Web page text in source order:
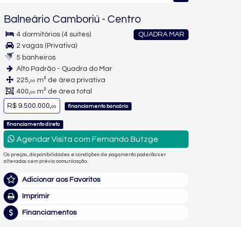
Balneário Camboriú - Centro
QUADRA MAR
4 dormitórios (4 suítes)
2 vagas (Privativa)
5 banheiros
Alto Padrão - Quadra do Mar
225,00 m² de área privativa
400,00 m² de área total
R$ 9.500.000,00 financiamento bancário
financiamento direto
Agendar Visita com Fernando Butzge
Os preços, disponibilidades e condições de pagamento poderão ser
alterados sem prévia comunicação.
Adicionar aos Favoritos
Imprimir
Financiamentos